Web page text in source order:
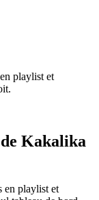
playlist et
Kakalika
en playlist et